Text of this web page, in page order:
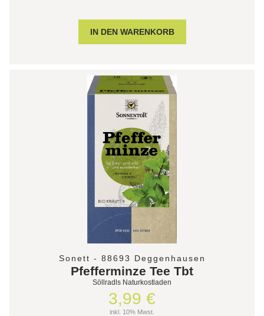
Sonett - 88693 Deggenhausen
Pfefferminze Tee Tbt
Söllradls Naturkostladen
3,99 €
inkl. 10% Mwst.